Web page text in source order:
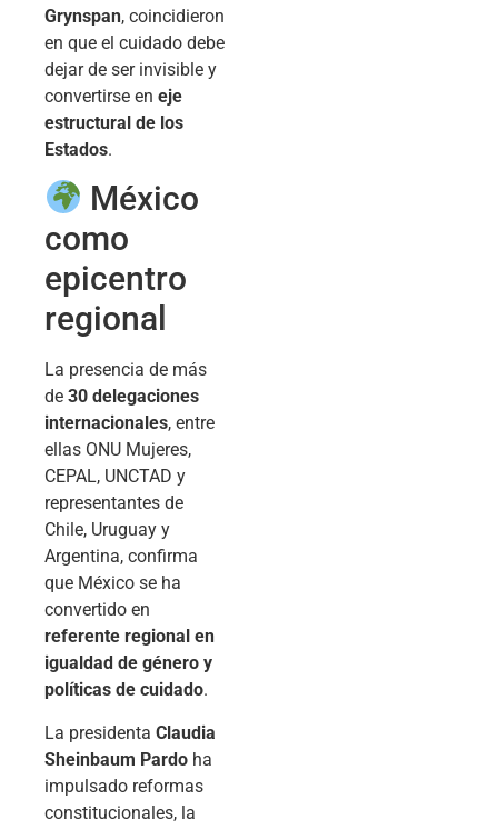
Grynspan, coincidieron
en que el cuidado debe
dejar de ser invisible y
convertirse en eje
estructural de los
Estados.
México
como
epicentro
regional
La presencia de más
de 30 delegaciones
internacionales, entre
ellas ONU Mujeres,
CEPAL, UNCTAD y
representantes de
Chile, Uruguay y
Argentina, confirma
que México se ha
convertido en
referente regional en
igualdad de género y
políticas de cuidado.
La presidenta Claudia
Sheinbaum Pardo ha
impulsado reformas
constitucionales, la